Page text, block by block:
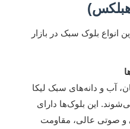
هبلکس)
انواع بلوک سبک در بازار
آب و دانه‌های سبک لیکا
این بلوک‌ها دارای
و صوتی عالی، مقاومت